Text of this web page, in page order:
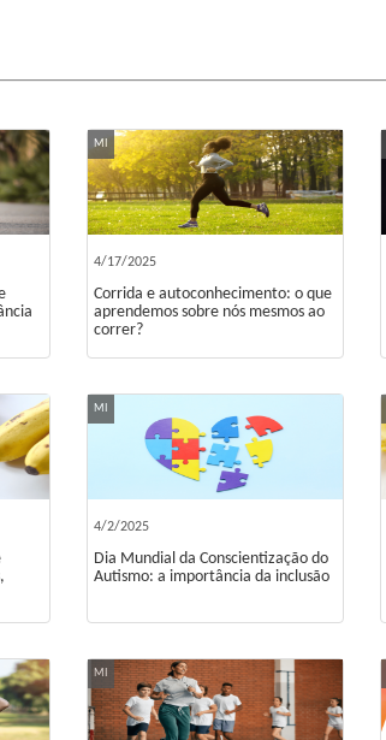
MI
4/17/2025
Corrida e autoconhecimento: o que
aprendemos sobre nós mesmos ao
correr?
MI
4/2/2025
Dia Mundial da Conscientização do
Autismo: a importância da inclusão
MI